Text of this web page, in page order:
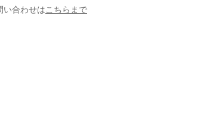
合わせはこちらまで